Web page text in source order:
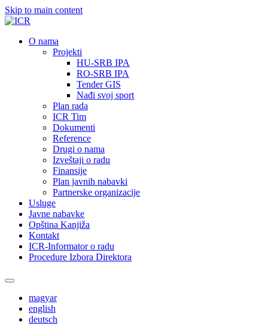
Skip to main content
О nama
Projekti
HU-SRB IPA
RO-SRB IPA
Tender GIS
Nađi svoj sport
Plan rada
ICR Tim
Dokumenti
Reference
Drugi o nama
Izveštaji o radu
Finansije
Plan javnih nabavki
Partnerske organizacije
Usluge
Javne nabavke
Opština Kanjiža
Kontakt
ICR-Informator o radu
Procedure Izbora Direktora
magyar
english
deutsch